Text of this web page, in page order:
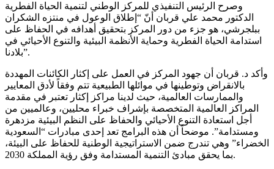
وصرح الرئيس التنفيذي للمركز الوطني لتنمية الحياة الفطرية
الدكتور محمد علي قربان أنّ “إطلاق الوعول في منتزه الشكران
ببلجرشي، هو جزء من دور المركز بتحقيق أهدافه في الحفاظ على
استدامة الحياة الفطرية وحماية الأنظمة البيئية والتنوع الأحيائي في
بلادنا”.
وأكد د. قربان أن جهود المركز في العمل على إكثار الكائنات المهددة
بالانقراض وتوطينها في موائلها الطبيعية تتم وفقاً لأدق المعايير
والممارسات العالمية، حيث لدينا مراكز إكثار تعتبر في مقدمة
المراكز العالمية المتخصصة بإشراف خبراء محليين، وعالميين من
أجل استعادة التنوع الأحيائي والحفاظ على النظم البيئية مزدهرة
ومستدامة”. موضحاً أن هذه البرامج تعد إحدى مبادرات “السعودية
الخضراء” وهي تندرج ضمن الاستراتيجية الوطنية للحفاظ على البيئة،
بما يحقق مبادئ التنمية المستدامة وفق رؤية المملكة 2030.